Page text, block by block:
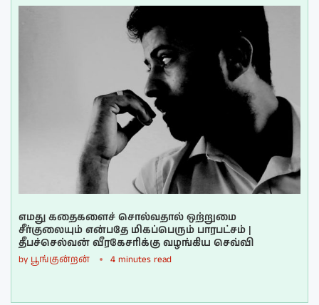
எமது கதைகளைச் சொல்வதால் ஒற்றுமை
சீர்குலையும் என்பதே மிகப்பெரும் பாரபட்சம் |
தீபச்செல்வன் வீரகேசரிக்கு வழங்கிய செவ்வி
by பூங்குன்றன் 4 minutes read